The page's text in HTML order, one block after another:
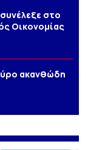
στο
Οικονομίας
ακανθώδη